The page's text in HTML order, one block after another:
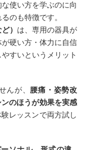
使い方を学ぶのに向
のも特徴です。
） は、専用の器具が
硬い方・体力に自信
すいというメリット
んが、 腰痛・姿勢改
のほうが効果を実感
レッスンで両方試し